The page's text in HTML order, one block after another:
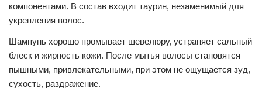
компонентами. В состав входит таурин, незаменимый для
укрепления волос.
Шампунь хорошо промывает шевелюру, устраняет сальный
блеск и жирность кожи. После мытья волосы становятся
пышными, привлекательными, при этом не ощущается зуд,
сухость, раздражение.